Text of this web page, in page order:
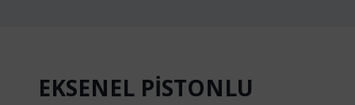
EKSENEL PİSTONLU